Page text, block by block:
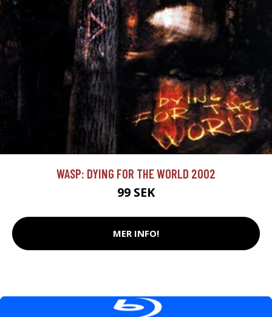
WASP: DYING FOR THE WORLD 2002
99 SEK
MER INFO!